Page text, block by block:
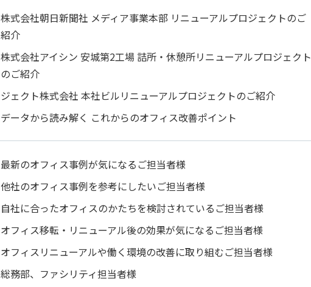
株式会社朝日新聞社 メディア事業本部 リニューアルプロジェクトのご
紹介
株式会社アイシン 安城第2工場 詰所・休憩所リニューアルプロジェクト
のご紹介
ジェクト株式会社 本社ビルリニューアルプロジェクトのご紹介
データから読み解く これからのオフィス改善ポイント
最新のオフィス事例が気になるご担当者様
他社のオフィス事例を参考にしたいご担当者様
自社に合ったオフィスのかたちを検討されているご担当者様
オフィス移転・リニューアル後の効果が気になるご担当者様
オフィスリニューアルや働く環境の改善に取り組むご担当者様
総務部、ファシリティ担当者様